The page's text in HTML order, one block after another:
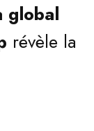
global
révèle la